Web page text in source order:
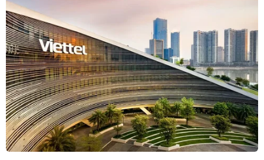
khét, tiếng ồn từ Trung tâm Điện lực
Vĩnh Tân
07/08/2026 07:10
Hà Nội quyết liệt xử lý các "điểm
nghẽn" úng ngập, môi trường đô thị
07/08/2026 06:51